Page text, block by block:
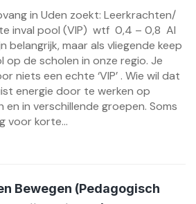
in Uden zoekt: Leerkrachten/
inval pool (VIP) wtf 0,4 – 0,8 Al
belangrijk, maar als vliegende keep
op de scholen in onze regio. Je
niets een echte ‘VIP’ . Wie wil dat
energie door te werken op
en in verschillende groepen. Soms
voor korte...
Bewegen (Pedagogisch